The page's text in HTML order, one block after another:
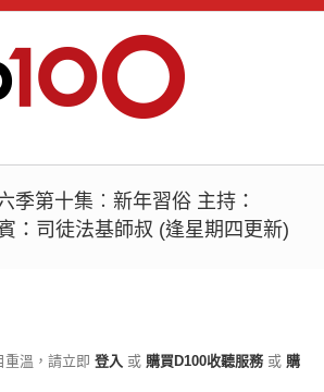
季第十集︰新年習俗 主持：
：司徒法基師叔 (逢星期四更新)
重溫，請立即 登入 或 購買D100收聽服務 或 購